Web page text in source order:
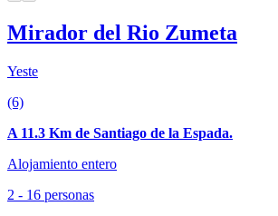
Mirador del Rio Zumeta
Yeste
(6)
A 11.3 Km de Santiago de la Espada.
Alojamiento entero
2 - 16 personas